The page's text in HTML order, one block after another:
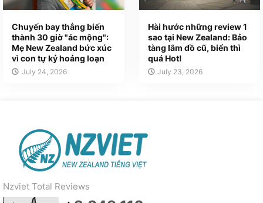
Chuyến bay thẳng biến
thành 30 giờ "ác mộng":
Mẹ New Zealand bức xúc
vì con tự kỷ hoảng loạn
July 24, 2026
Hài hước những review 1
sao tại New Zealand: Bảo
tàng lắm đồ cũ, biển thì
quá Hot!
July 23, 2026
Nzviet Total Reviews